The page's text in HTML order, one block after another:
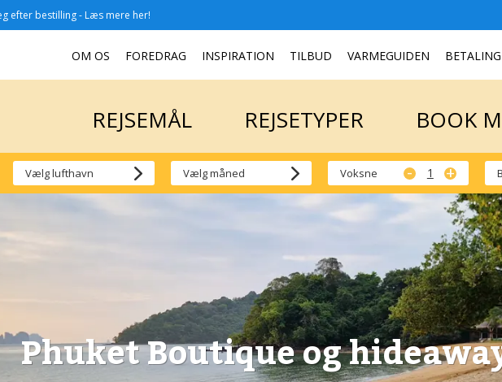
efter bestilling - Læs mere her!
OM OS FOREDRAG INSPIRATION TILBUD VARMEGUIDEN BETALING
REJSEMÅL REJSETYPER BOOK
REJSEMÅL REJSETYPER BOOK
Voksne - +
Phuket Boutique og